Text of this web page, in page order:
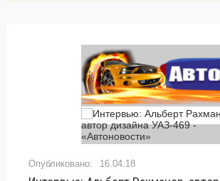
16.04.18